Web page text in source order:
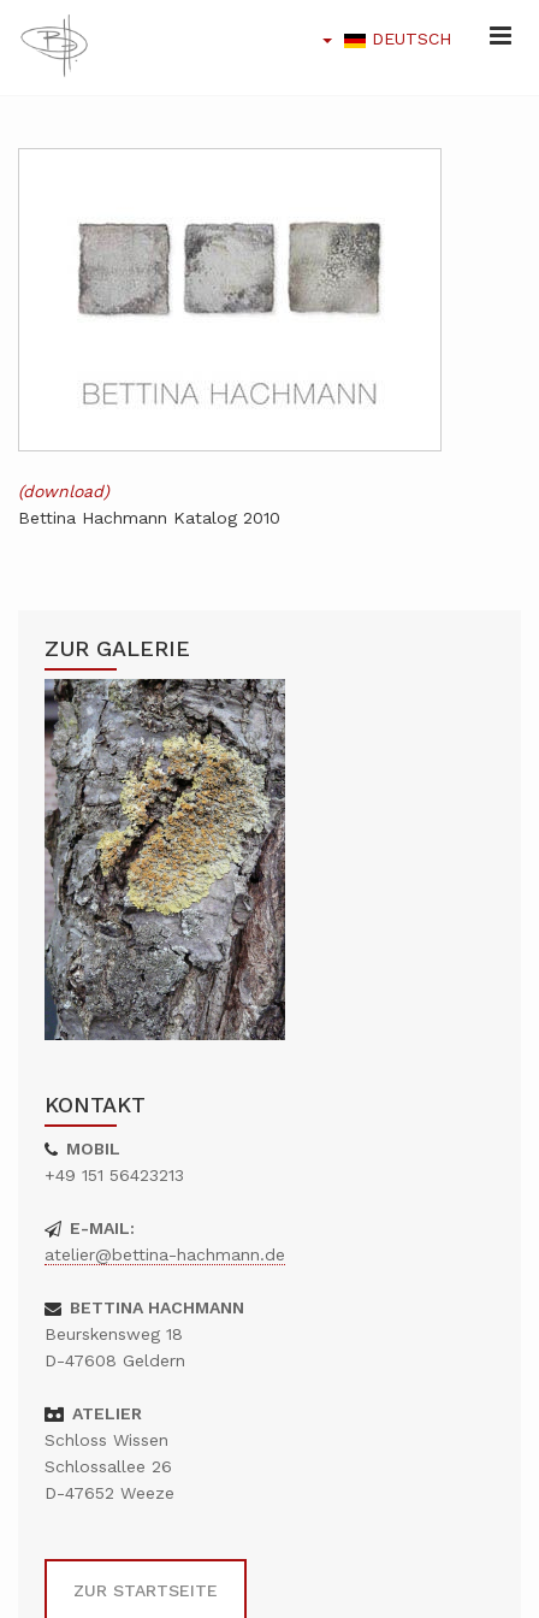
DEUTSCH
(download)
Bettina Hachmann Katalog 2010
ZUR GALERIE
KONTAKT
MOBIL
+49 151 56423213
E-MAIL:
atelier@bettina-hachmann.de
BETTINA HACHMANN
Beurskensweg 18
D-47608 Geldern
ATELIER
Schloss Wissen
Schlossallee 26
D-47652 Weeze
ZUR STARTSEITE